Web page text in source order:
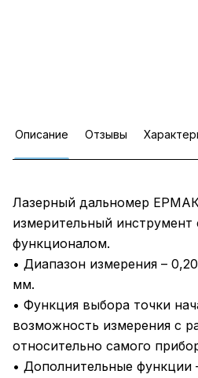
Описание Отзывы
Лазерный дальномер
измерительный
функционалом.
• Диапазон измерения –
мм.
• Функция выбора точки
возможность измерения с
относительно самого
• Дополнительные